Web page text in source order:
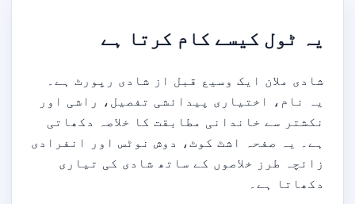
یہ ٹول کیسے کام کرتا ہے
شادی ملان ایک وسیع قبل از شادی رپورٹ ہے۔
یہ نام، اختیاری پیدائشی تفصیل، راشی اور
نکشتر سے خاندانی مطابقت کا خلاصہ دکھاتی
ہے۔ یہ صفحہ اشٹ کوٹ، دوش نوٹس اور انفرادی
زائچہ طرز خلاصوں کے ساتھ شادی کی تیاری
دکھاتا ہے۔